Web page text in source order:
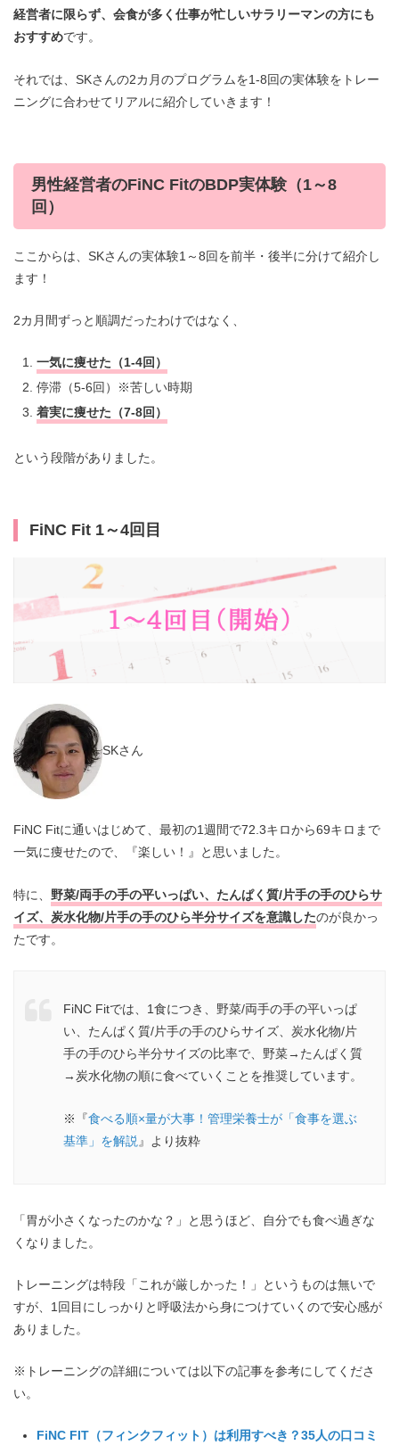
経営者に限らず、会食が多く仕事が忙しいサラリーマンの方にも
おすすめです。
それでは、SKさんの2カ月のプログラムを1-8回の実体験をトレー
ニングに合わせてリアルに紹介していきます！
男性経営者のFiNC FitのBDP実体験（1～8
回）
ここからは、SKさんの実体験1～8回を前半・後半に分けて紹介し
ます！
2カ月間ずっと順調だったわけではなく、
一気に痩せた（1-4回）
停滞（5-6回）※苦しい時期
着実に痩せた（7-8回）
という段階がありました。
FiNC Fit 1～4回目
SKさん
FiNC Fitに通いはじめて、最初の1週間で72.3キロから69キロまで
一気に痩せたので、『楽しい！』と思いました。
特に、 野菜/両手の手の平いっぱい、たんぱく質/片手の手のひらサ
イズ、炭水化物/片手の手のひら半分サイズを意識したのが良かっ
たです。
FiNC Fitでは、1食につき、野菜/両手の手の平いっぱ
い、たんぱく質/片手の手のひらサイズ、炭水化物/片
手の手のひら半分サイズの比率で、野菜→たんぱく質
→炭水化物の順に食べていくことを推奨しています。
※『食べる順×量が大事！管理栄養士が「食事を選ぶ
基準」を解説 』より抜粋
「胃が小さくなったのかな？」と思うほど、自分でも食べ過ぎな
くなりました。
トレーニングは特段「これが厳しかった！」というものは無いで
すが、1回目にしっかりと呼吸法から身につけていくので安心感が
ありました。
※トレーニングの詳細については以下の記事を参考にしてくださ
い。
FiNC FIT（フィンクフィット）は利用すべき？35人の口コミ